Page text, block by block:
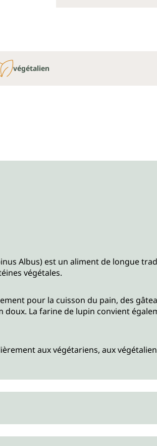
végétalien
Albus) est un aliment de longue
végétales.
pour la cuisson du pain, des
La farine de lupin convient
aux végétariens, aux